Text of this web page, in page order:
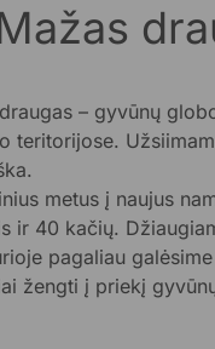
– gyvūnų
teritorijose.
metus į naujus
ir 40 kačių.
pagaliau
žengti į priekį